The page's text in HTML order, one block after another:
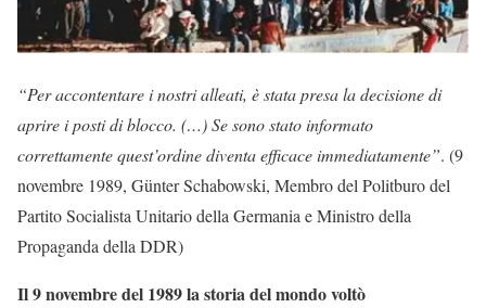
“Per accontentare i nostri alleati, è stata presa la decisione di
aprire i posti di blocco. (…) Se sono stato informato
correttamente quest’ordine diventa efficace immediatamente”. (9
novembre 1989, Günter Schabowski, Membro del Politburo del
Partito Socialista Unitario della Germania e Ministro della
Propaganda della DDR)
Il 9 novembre del 1989 la storia del mondo voltò